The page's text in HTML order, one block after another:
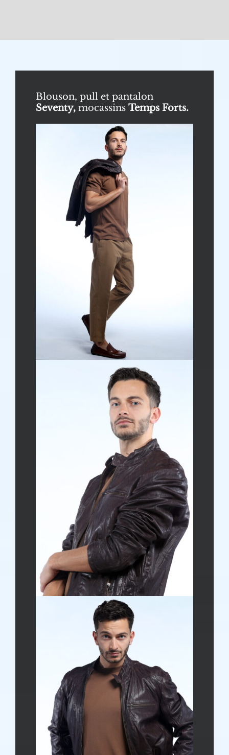
Blouson, pull et pantalon
Seventy,mocassins Temps Forts.